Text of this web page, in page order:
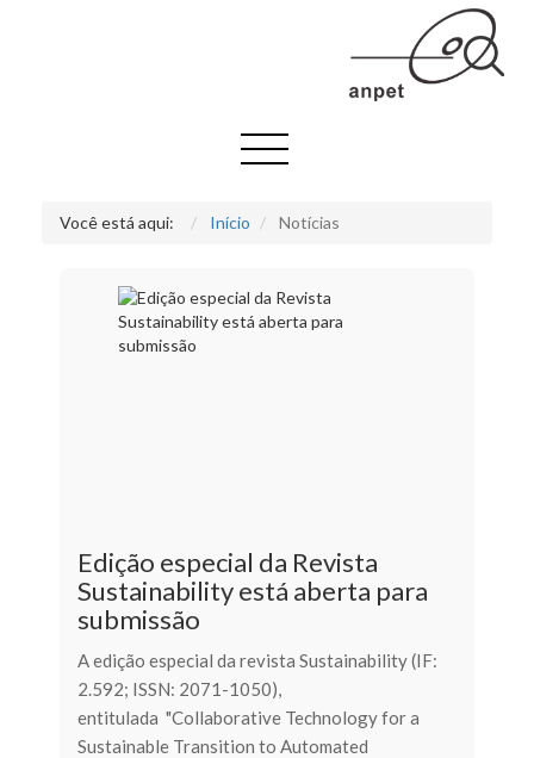
Você está aqui: Início Notícias
Edição especial da Revista
Sustainability está aberta para
submissão
A edição especial da revista Sustainability (IF:
2.592; ISSN: 2071-1050),
entitulada "Collaborative Technology for a
Sustainable Transition to Automated